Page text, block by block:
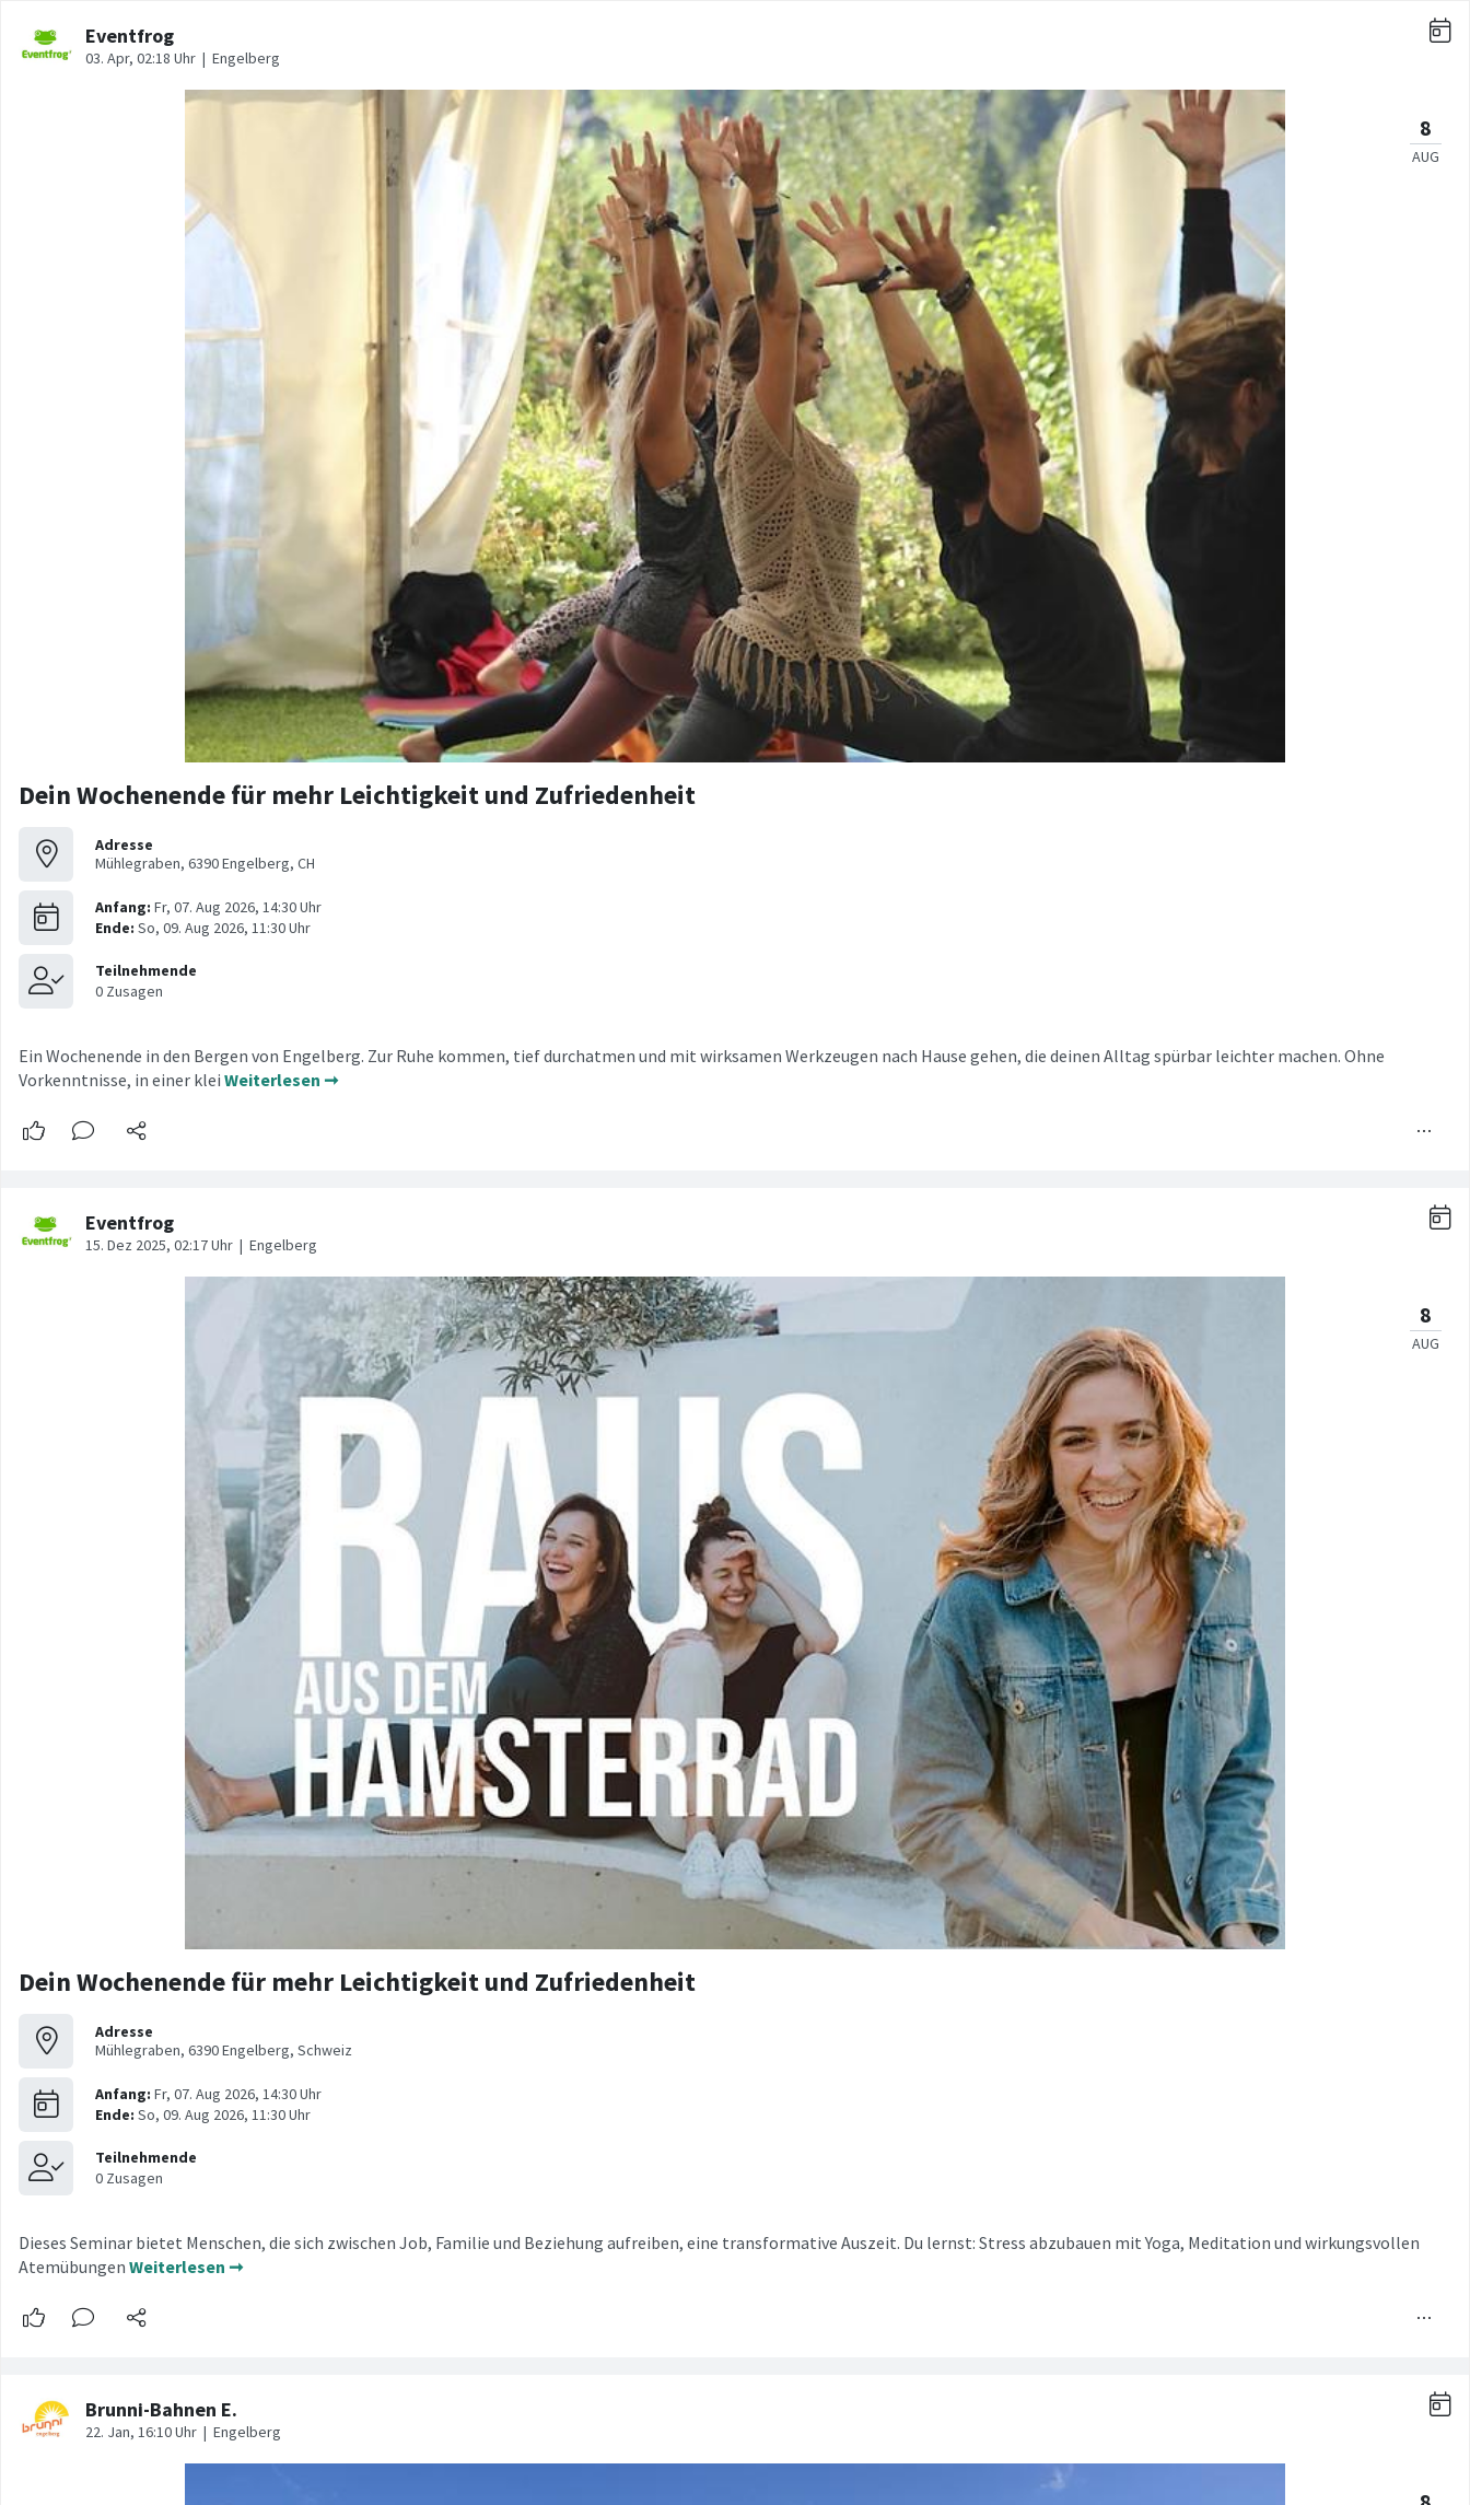
Dein Wochenende für mehr Leichtigkeit und Zufriedenheit
Adresse
Mühlegraben, 6390 Engelberg, CH
Ein Wochenende in den Bergen von Engelberg. Zur Ruhe kommen, tief durchatmen und mit wirksamen Werkzeugen nach Hause gehen, die deinen Alltag spürbar leichter machen. Ohne
Vorkenntnisse, in einer klei Weiterlesen ➞
Dein Wochenende für mehr Leichtigkeit und Zufriedenheit
Adresse
Mühlegraben, 6390 Engelberg, Schweiz
Dieses Seminar bietet Menschen, die sich zwischen Job, Familie und Beziehung aufreiben, eine transformative Auszeit. Du lernst: Stress abzubauen mit Yoga, Meditation und wirkungsvollen
Atemübungen Weiterlesen ➞